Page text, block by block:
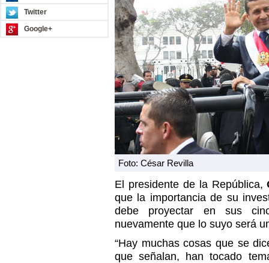
Twitter
Google+
Foto: César Revilla
El presidente de la República,
que la importancia de su
debe proyectar en sus
nuevamente que lo suyo será
“Hay muchas cosas que se
que señalan, han tocado